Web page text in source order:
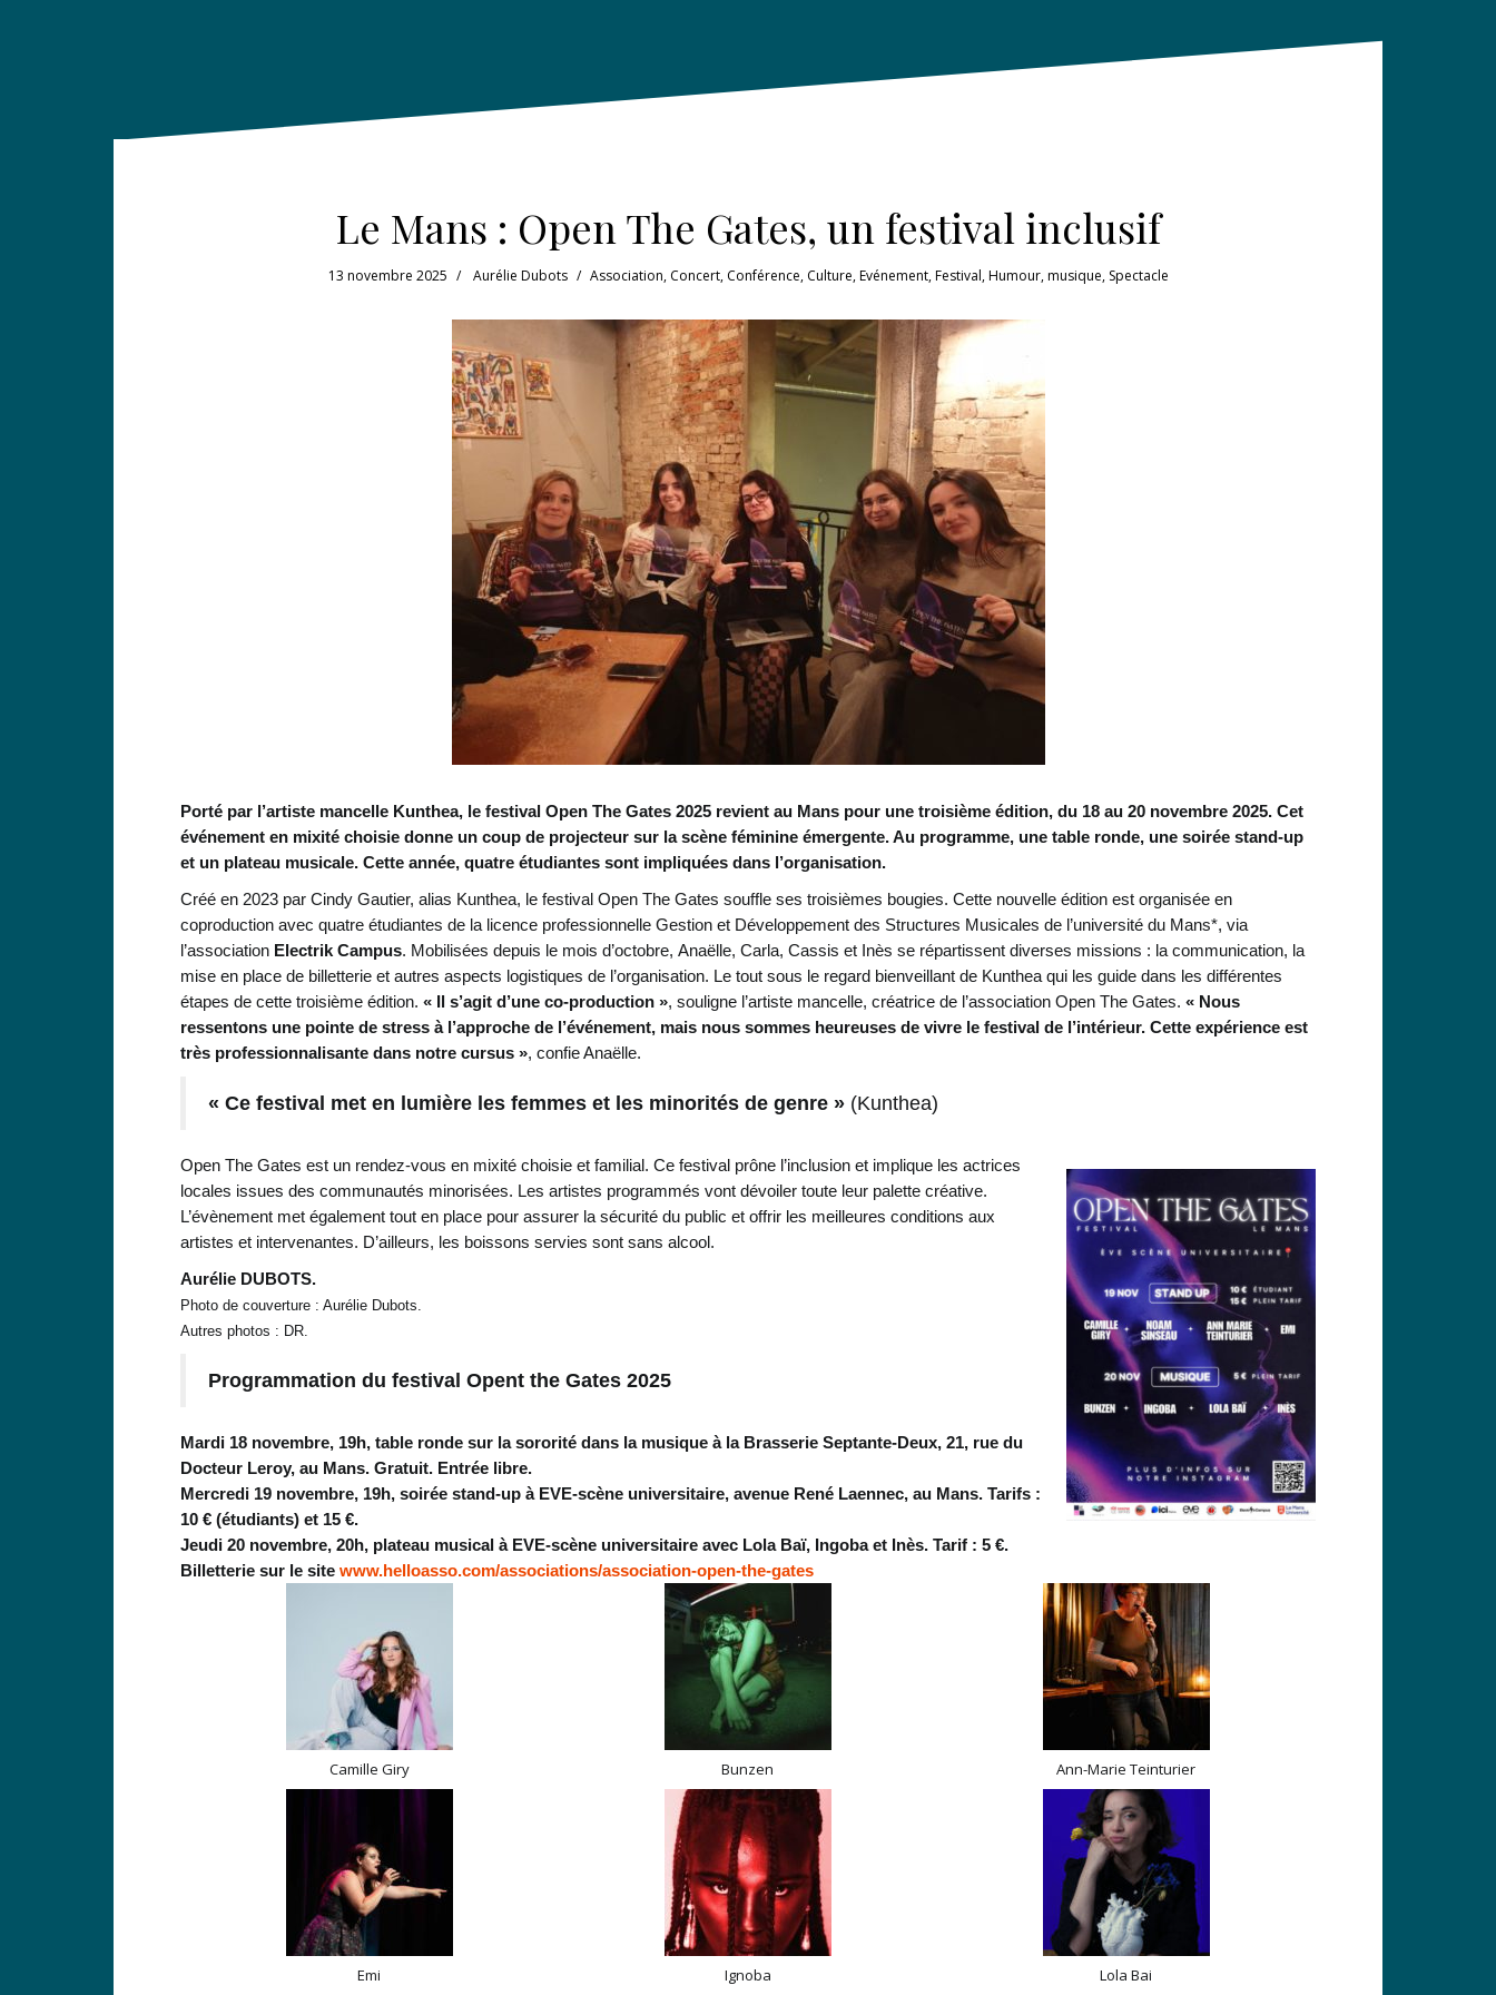
Le Mans : Open The Gates, un festival inclusif
13 novembre 2025 Aurélie Dubots Association, Concert, Conférence, Culture,Evénement,Festival,Humour,musique, Spectacle
Porté par l’artiste mancelle Kunthea, le festival Open The Gates 2025 revient au Mans pour une troisième édition, du 18 au 20 novembre 2025. Cet
événement en mixité choisie donne un coup de projecteur sur la scène féminine émergente. Au programme, une table ronde, une soirée stand-up
et un plateau musicale. Cette année, quatre étudiantes sont impliquées dans l’organisation.
Créé en 2023 par Cindy Gautier, alias Kunthea, le festival Open The Gates souffle ses troisièmes bougies. Cette nouvelle édition est organisée en
coproduction avec quatre étudiantes de la licence professionnelle Gestion et Développement des Structures Musicales de l’université du Mans*, via
l’association Electrik Campus. Mobilisées depuis le mois d’octobre, Anaëlle, Carla, Cassis et Inès se répartissent diverses missions : la communication, la
mise en place de billetterie et autres aspects logistiques de l’organisation. Le tout sous le regard bienveillant de Kunthea qui les guide dans les différentes
étapes de cette troisième édition. « Il s’agit d’une co-production », souligne l’artiste mancelle, créatrice de l’association Open The Gates. « Nous
ressentons une pointe de stress à l’approche de l’événement, mais nous sommes heureuses de vivre le festival de l’intérieur. Cette expérience est
très professionnalisante dans notre cursus », confie Anaëlle.
« Ce festival met en lumière les femmes et les minorités de genre » (Kunthea)
Open The Gates est un rendez-vous en mixité choisie et familial. Ce festival prône l’inclusion et implique les actrices
locales issues des communautés minorisées. Les artistes programmés vont dévoiler toute leur palette créative.
L’évènement met également tout en place pour assurer la sécurité du public et offrir les meilleures conditions aux
artistes et intervenantes. D’ailleurs, les boissons servies sont sans alcool.
Aurélie DUBOTS.
Photo de couverture : Aurélie Dubots.
Autres photos : DR.
Programmation du festival Opent the Gates 2025
Mardi 18 novembre, 19h, table ronde sur la sororité dans la musique à la Brasserie Septante-Deux, 21, rue du
Docteur Leroy, au Mans. Gratuit. Entrée libre.
Mercredi 19 novembre, 19h, soirée stand-up à EVE-scène universitaire, avenue René Laennec, au Mans. Tarifs :
10 € (étudiants) et 15 €.
Jeudi 20 novembre, 20h, plateau musical à EVE-scène universitaire avec Lola Baï, Ingoba et Inès. Tarif : 5 €.
Billetterie sur le site www.helloasso.com/associations/association-open-the-gates
Camille Giry Bunzen Ann-Marie Teinturier
Emi Ignoba Lola Bai